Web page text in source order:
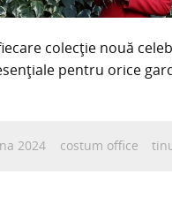
colecție nouă
pentru orice
2024 costum office